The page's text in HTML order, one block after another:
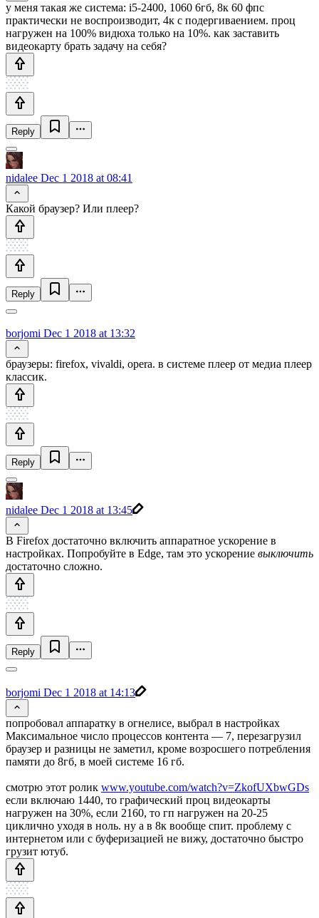
у меня такая же система: i5-2400, 1060 6гб, 8к 60 фпс
практически не воспроизводит, 4к с подергиваением. проц
нагружен на 100% видюха только на 10%. как заставить
видеокарту брать задачу на себя?
Reply
nidalee Dec 1 2018 at 08:41
Какой браузер? Или плеер?
Reply
borjomi Dec 1 2018 at 13:32
браузеры: firefox, vivaldi, opera. в системе плеер от медиа плеер
классик.
Reply
nidalee Dec 1 2018 at 13:45
В Firefox достаточно включить аппаратное ускорение в
настройках. Попробуйте в Edge, там это ускорение выключить
достаточно сложно.
Reply
borjomi Dec 1 2018 at 14:13
попробовал аппаратку в огнелисе, выбрал в настройках
Максимальное число процессов контента — 7, перезагрузил
браузер и разницы не заметил, кроме возросшего потребления
памяти до 8гб, в моей системе 16 гб.
смотрю этот ролик www.youtube.com/watch?v=ZkofUXbwGDs
если включаю 1440, то графический проц видеокарты
нагружен на 30%, если 2160, то гп нагружен на 20-25
циклично уходя в ноль. ну а в 8к вообще спит. проблему с
интернетом или с буферизацией не вижу, достаточно быстро
грузит ютуб.